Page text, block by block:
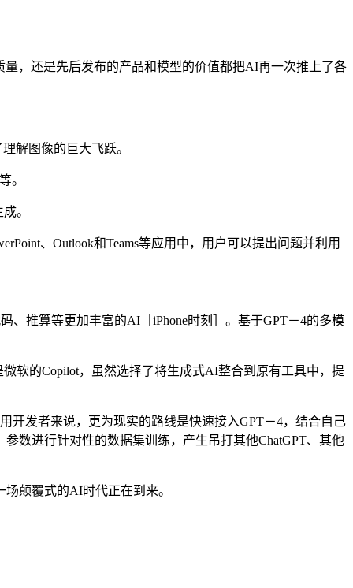
，还是先后发布的产品和模型的价值都把AI再一次推上了各
解图像的巨大飞跃。
。
。
、Outlook和Teams等应用中，用户可以提出问题并利用
推算等更加丰富的AI［iPhone时刻］。基于GPT－4的多模
软的Copilot，虽然选择了将生成式AI整合到原有工具中，提
开发者来说，更为现实的路线是快速接入GPT－4，结合自己
数进行针对性的数据集训练，产生吊打其他ChatGPT、其他
颠覆式的AI时代正在到来。